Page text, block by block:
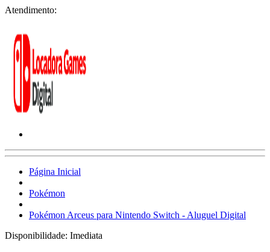
Atendimento:
Página Inicial
Pokémon
Pokémon Arceus para Nintendo Switch - Aluguel Digital
Disponibilidade: Imediata